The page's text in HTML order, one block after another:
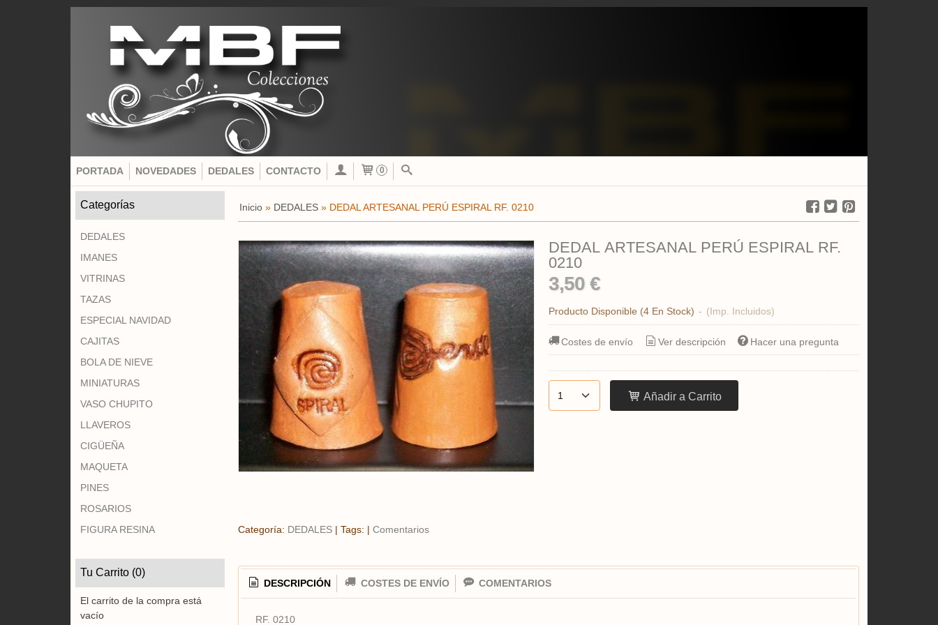
PORTADA NOVEDADES DEDALES CONTACTO 0
Categorías
DEDALES
IMANES
VITRINAS
TAZAS
ESPECIAL NAVIDAD
CAJITAS
BOLA DE NIEVE
MINIATURAS
VASO CHUPITO
LLAVEROS
CIGÜEÑA
MAQUETA
PINES
ROSARIOS
FIGURA RESINA
Tu Carrito (0)
El carrito de la compra está
vacío
Inicio» DEDALES» DEDAL ARTESANAL PERÚ ESPIRAL RF. 0210
DEDAL ARTESANAL PERÚ ESPIRAL RF.
0210
3,50 €
Producto Disponible (4 En Stock) - (Imp. Incluidos)
Costes de envío Ver descripción Hacer una pregunta
Añadir a Carrito
Categoría: DEDALES| Tags: | Comentarios
DESCRIPCIÓN COSTES DE ENVÍO COMENTARIOS
RF. 0210